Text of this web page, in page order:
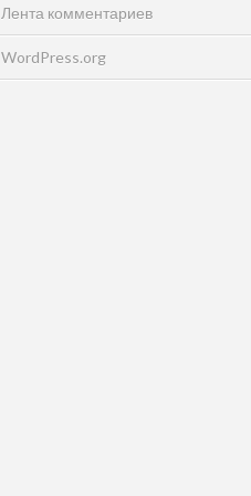
Лента комментариев
WordPress.org